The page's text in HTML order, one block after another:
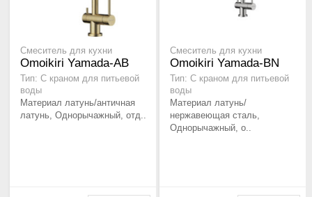
Смеситель для кухни
Omoikiri Yamada-AB
Тип: С краном для питьевой
воды
Материал латунь/античная
латунь, Однорычажный, отд..
Смеситель для кухни
Omoikiri Yamada-BN
Тип: С краном для питьевой
воды
Материал латунь/
нержавеющая сталь,
Однорычажный, о..